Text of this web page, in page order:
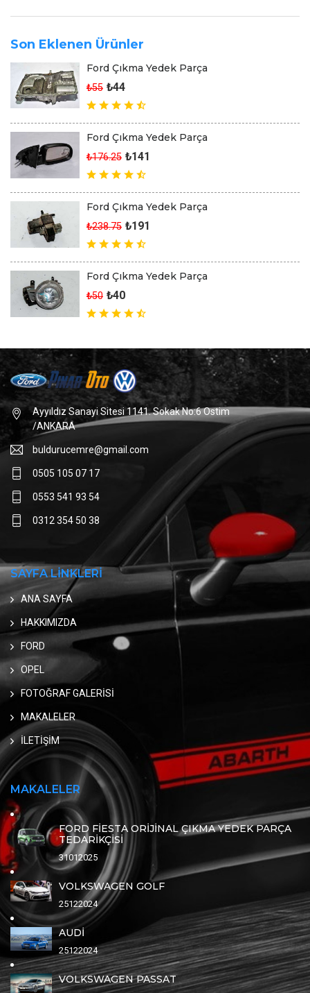
Son Eklenen Ürünler
Ford Çıkma Yedek Parça
₺55 ₺44
Ford Çıkma Yedek Parça
₺176.25 ₺141
Ford Çıkma Yedek Parça
₺238.75 ₺191
Ford Çıkma Yedek Parça
₺50 ₺40
Ayyıldız Sanayi Sitesi 1141. Sokak No:6 Ostim
/ANKARA
buldurucemre@gmail.com
0505 105 07 17
0553 541 93 54
0312 354 50 38
SAYFA LİNKLERİ
ANA SAYFA
HAKKIMIZDA
FORD
OPEL
FOTOĞRAF GALERİSİ
MAKALELER
İLETİŞİM
MAKALELER
FORD FİESTA ORİJİNAL ÇIKMA YEDEK PARÇA
TEDARİKÇİSİ
31012025
VOLKSWAGEN GOLF
25122024
AUDİ
25122024
VOLKSWAGEN PASSAT